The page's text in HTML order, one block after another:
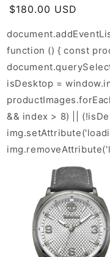
Prix
$180.00 USD
function () { const
isDesktop =
&& index > 8) ||